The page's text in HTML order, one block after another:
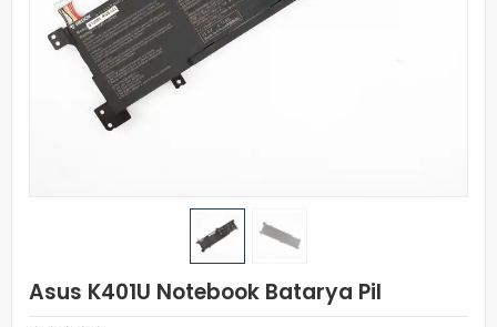
Asus K401U Notebook Batarya Pil